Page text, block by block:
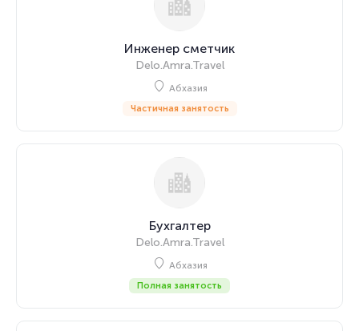
Инженер сметчик
Delo.Amra.Travel
Абхазия
Частичная занятость
Бухгалтер
Delo.Amra.Travel
Абхазия
Полная занятость